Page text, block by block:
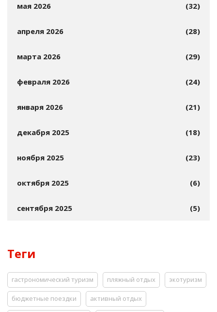
мая 2026 (32)
апреля 2026 (28)
марта 2026 (29)
февраля 2026 (24)
января 2026 (21)
декабря 2025 (18)
ноября 2025 (23)
октября 2025 (6)
сентября 2025 (5)
Теги
гастрономический туризм пляжный отдых экотуризм
бюджетные поездки активный отдых